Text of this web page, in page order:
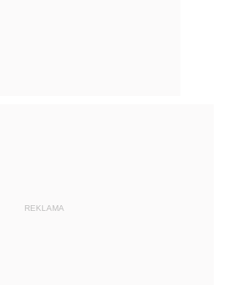
REKLAMA